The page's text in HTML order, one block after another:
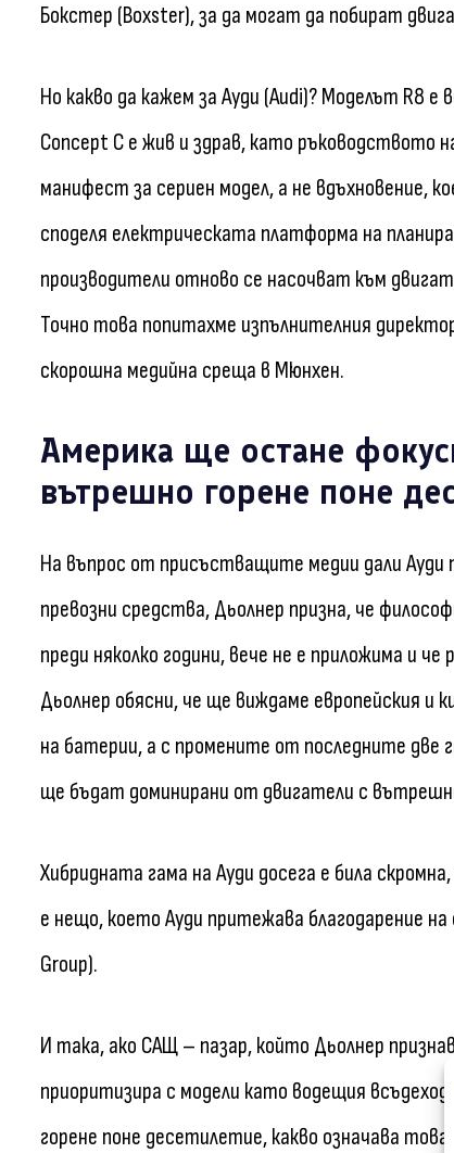
Бокстер (Boxster), за да могат да побират
Но какво да кажем за Ауди (Audi)? Моделът R8
Concept C е жив и здрав, като ръководството
манифест за сериен модел, а не вдъхновение,
споделя електрическата платформа на
производители отново се насочват към
Точно това попитахме изпълнителния
скорошна медийна среща в Мюнхен.
Америка ще остане
вътрешно горене поне
На въпрос от присъстващите медии дали Ауди
превозни средства, Дьолнер призна, че
преди няколко години, вече не е приложима и
Дьолнер обясни, че ще виждаме европейския и
на батерии, а с промените от последните две
ще бъдат доминирани от двигатели с
Хибридната гама на Ауди досега е била
е нещо, което Ауди притежава благодарение
Group).
И така, ако САЩ – пазар, който Дьолнер
приоритизира с модели като водещия
горене поне десетилетие, какво означава